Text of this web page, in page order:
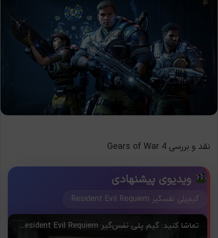
نقد و بررسی Gears of War 4
ویدیوی پیشنهادی
گیم‌پلی نفسگیر Resident Evil Requiem